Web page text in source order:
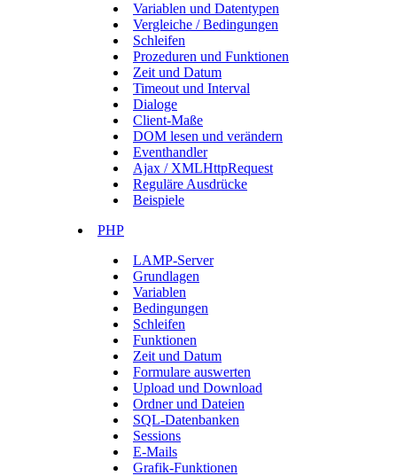
Variablen und Datentypen
Vergleiche / Bedingungen
Schleifen
Prozeduren und Funktionen
Zeit und Datum
Timeout und Interval
Dialoge
Client-Maße
DOM lesen und verändern
Eventhandler
Ajax / XMLHttpRequest
Reguläre Ausdrücke
Beispiele
PHP
LAMP-Server
Grundlagen
Variablen
Bedingungen
Schleifen
Funktionen
Zeit und Datum
Formulare auswerten
Upload und Download
Ordner und Dateien
SQL-Datenbanken
Sessions
E-Mails
Grafik-Funktionen